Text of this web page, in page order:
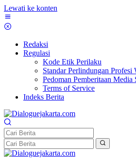
Lewati ke konten
Redaksi
Regulasi
Kode Etik Perilaku
Standar Perlindungan Profesi
Pedoman Pemberitaan Media
Terms of Service
Indeks Berita